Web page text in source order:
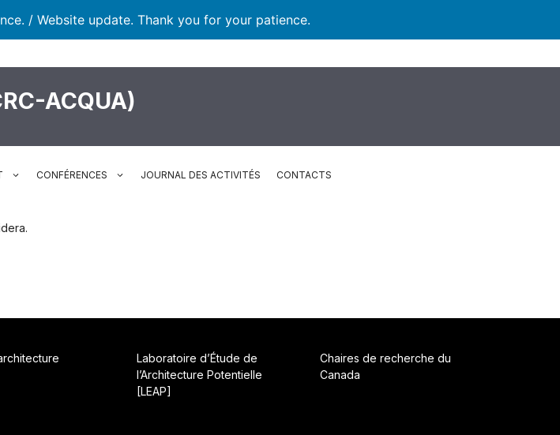
/ Website update. Thank you for your patience.
ACQUA)
CONFÉRENCES JOURNAL DES ACTIVITÉS CONTACTS
Laboratoire d’Étude de
l’Architecture Potentielle
[LEAP]
Chaires de recherche du
Canada